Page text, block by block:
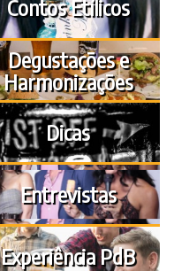
Contos Etílicos
Degustações e
Harmonizações
Dicas
Entrevistas
Experiência PdB